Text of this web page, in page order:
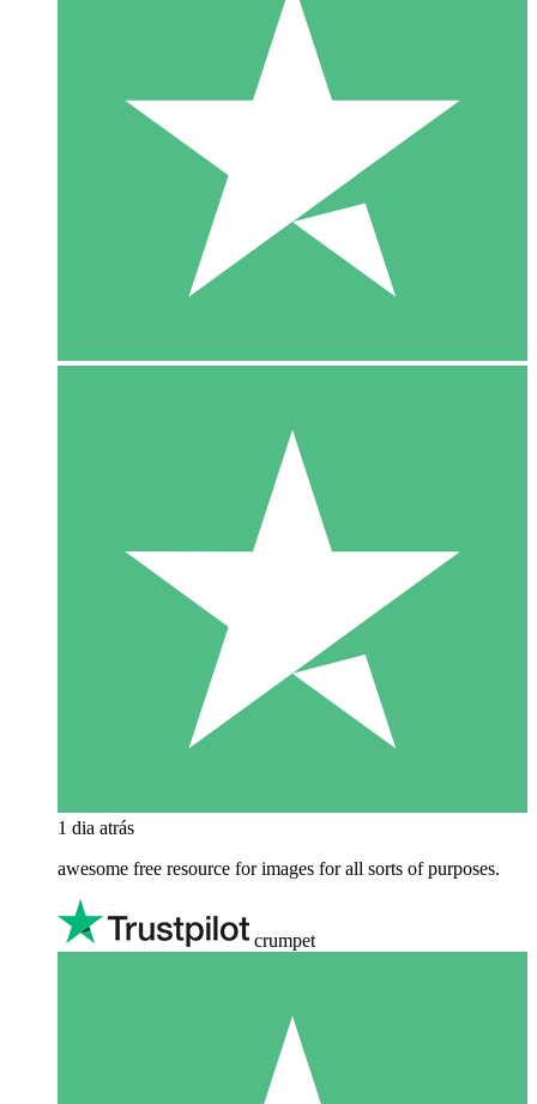
1 dia atrás
awesome free resource for images for all sorts of purposes.
crumpet